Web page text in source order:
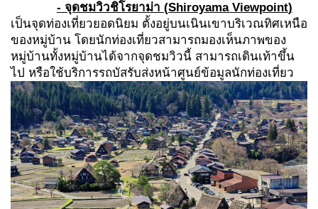
- จุดชมวิวชิโรยาม่า (Shiroyama Viewpoint)
เป็นจุดท่องเที่ยวยอดนิยม ตั้งอยู่บนเนินเขาบริเวณทิศเหนือ
ของหมู่บ้าน โดยนักท่องเที่ยวสามารถมองเห็นภาพของ
หมู่บ้านทั้งหมู่บ้านได้จากจุดชมวิวนี้ สามารถเดินเท้าขึ้น
ไป หรือใช้บริการรถบัสรับส่งหน้าศูนย์ข้อมูลนักท่องเที่ยว